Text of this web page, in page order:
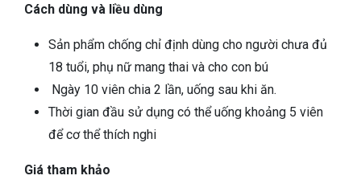
Cách dùng và liều dùng
Sản phẩm chống chỉ định dùng cho người chưa đủ
18 tuổi, phụ nữ mang thai và cho con bú
Ngày 10 viên chia 2 lần, uống sau khi ăn.
Thời gian đầu sử dụng có thể uống khoảng 5 viên
để cơ thể thích nghi
Giá tham khảo